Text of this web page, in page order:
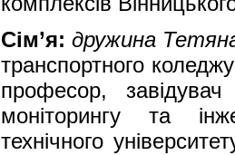
Сім’я: дружина
транспортного
професор,
моніторингу та
технічного